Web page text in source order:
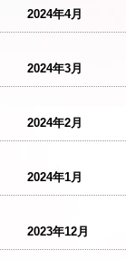
2024年4月
2024年3月
2024年2月
2024年1月
2023年12月